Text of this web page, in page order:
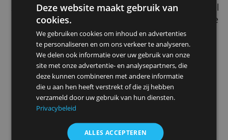
We gebruiken cookies voor vele
gebruiken ze om bijvoorbeeld uw veilig
voorkeuren te onthouden, de advertenties
ziet relevanter voor u te maken, te tellen
bezoekers we op een pagina ontvangen,
helpen bij het aanmelden voor onze
om uw gegevens te beschermen, of om
advertentieinstellingen
Deze website maakt gebruik van
cookies.
We gebruiken cookies om inhoud en advertenties
te personaliseren en om ons verkeer te analyseren.
We delen ook informatie over uw gebruik van onze
site met onze advertentie- en analysepartners, die
deze kunnen combineren met andere informatie